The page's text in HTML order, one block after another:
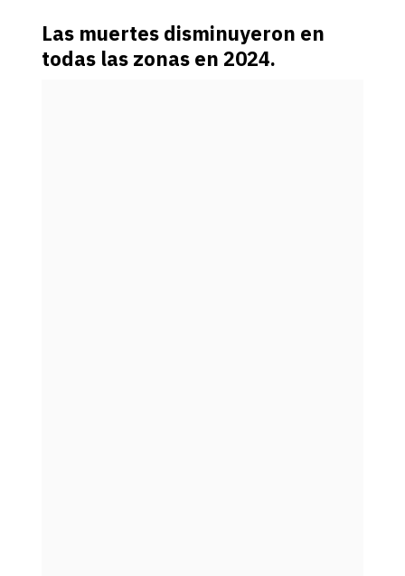
Las muertes disminuyeron en
todas las zonas en 2024.